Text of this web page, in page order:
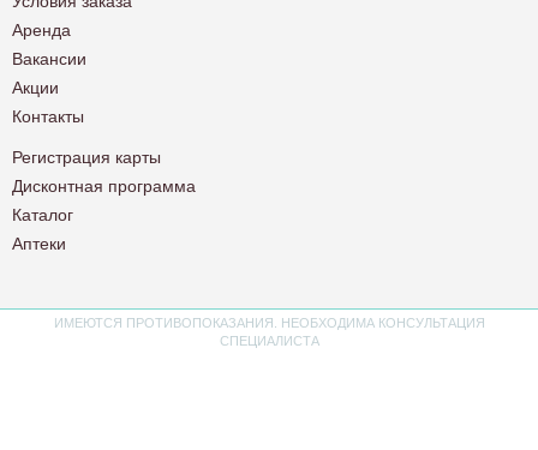
Аренда
Вакансии
Акции
Контакты
Регистрация карты
Дисконтная программа
Каталог
Аптеки
ИМЕЮТСЯ ПРОТИВОПОКАЗАНИЯ. НЕОБХОДИМА КОНСУЛЬТАЦИЯ
СПЕЦИАЛИСТА